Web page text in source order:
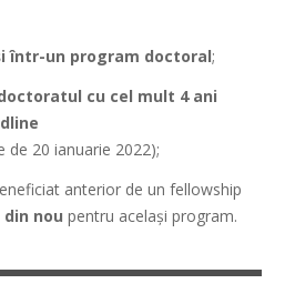
într-un program doctoral;
cu cel mult 4 ani
de 20 ianuarie 2022);
anterior de un fellowship
nou pentru același program.